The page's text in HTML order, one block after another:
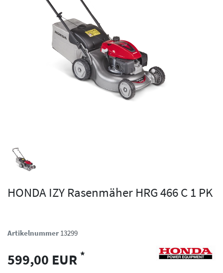
HONDA IZY Rasenmäher HRG 466 C 1 PK
Artikelnummer 13299
599,00 EUR *